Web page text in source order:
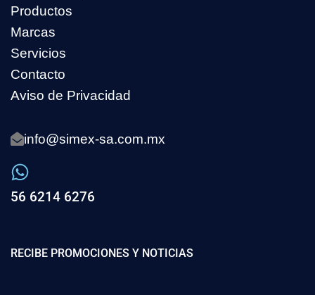
Productos
Marcas
Servicios
Contacto
Aviso de Privacidad
info@simex-sa.com.mx
56 6214 6276
RECIBE PROMOCIONES Y NOTICIAS